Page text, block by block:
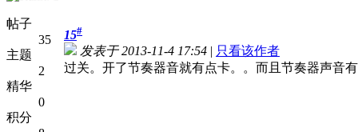
帖子
35
主题
2
精华
0
积分
15#
发表于 2013-11-4 17:54 | 只看该作者
过关。开了节奏器音就有点卡。。而且节奏器声音